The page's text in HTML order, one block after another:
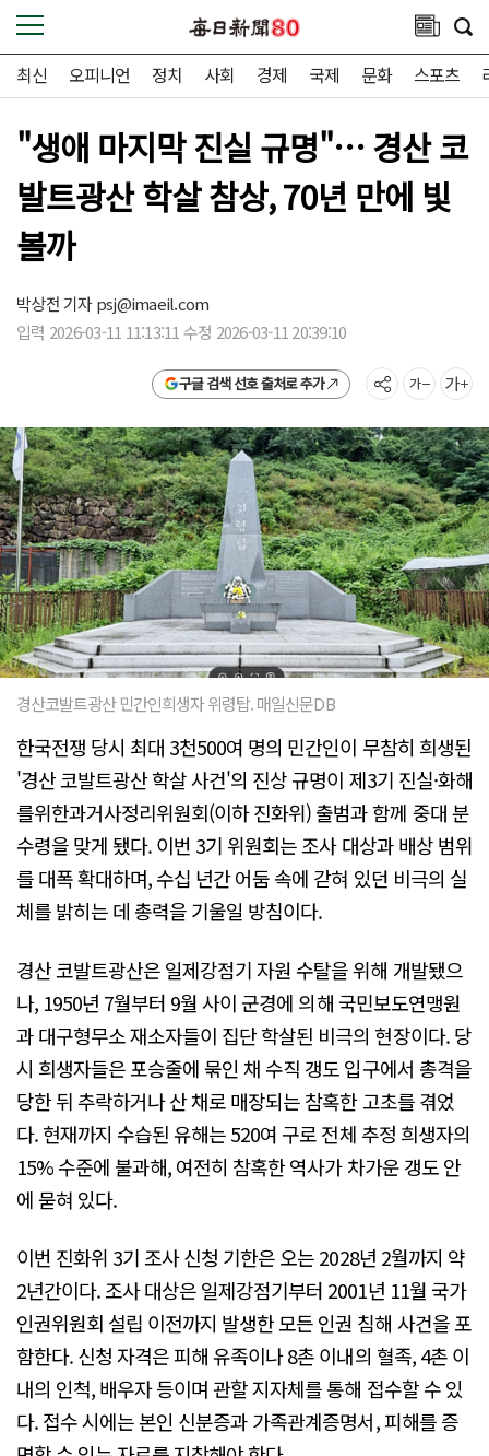
최신 오피니언 정치 사회 경제 국제 문화 스포츠
"생애 마지막 진실 규명"… 경산 코
발트광산 학살 참상, 70년 만에 빛
볼까
박상전 기자psj@imaeil.com
입력 2026-03-11 11:13:11 수정 2026-03-11 20:39:10
구글 검색 선호 출처로 추가
경산코발트광산 민간인희생자 위령탑. 매일신문DB
한국전쟁 당시 최대 3천500여 명의 민간인이 무참히 희생된
'경산 코발트광산 학살 사건'의 진상 규명이 제3기 진실·화해
를위한과거사정리위원회(이하 진화위) 출범과 함께 중대 분
수령을 맞게 됐다. 이번 3기 위원회는 조사 대상과 배상 범위
를 대폭 확대하며, 수십 년간 어둠 속에 갇혀 있던 비극의 실
체를 밝히는 데 총력을 기울일 방침이다.
경산 코발트광산은 일제강점기 자원 수탈을 위해 개발됐으
나, 1950년 7월부터 9월 사이 군경에 의해 국민보도연맹원
과 대구형무소 재소자들이 집단 학살된 비극의 현장이다. 당
시 희생자들은 포승줄에 묶인 채 수직 갱도 입구에서 총격을
당한 뒤 추락하거나 산 채로 매장되는 참혹한 고초를 겪었
다. 현재까지 수습된 유해는 520여 구로 전체 추정 희생자의
15% 수준에 불과해, 여전히 참혹한 역사가 차가운 갱도 안
에 묻혀 있다.
이번 진화위 3기 조사 신청 기한은 오는 2028년 2월까지 약
2년간이다. 조사 대상은 일제강점기부터 2001년 11월 국가
인권위원회 설립 이전까지 발생한 모든 인권 침해 사건을 포
함한다. 신청 자격은 피해 유족이나 8촌 이내의 혈족, 4촌 이
내의 인척, 배우자 등이며 관할 지자체를 통해 접수할 수 있
다. 접수 시에는 본인 신분증과 가족관계증명서, 피해를 증